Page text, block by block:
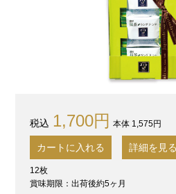
1,700円 本体 1,575円
カートに入れる 詳細を見る
12枚
賞味期限：出荷後約5ヶ月